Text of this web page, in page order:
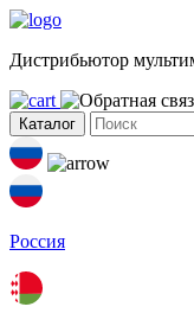
Дистрибьютор
Каталог
Россия